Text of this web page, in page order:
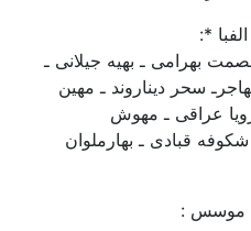
*:
عصمت بهرامی ـ بهيه جيلانی ـ
سحر ديناروند ـ مهين
عراقی ـ مهوش
قبادی ـ بهارملوان
موسس :